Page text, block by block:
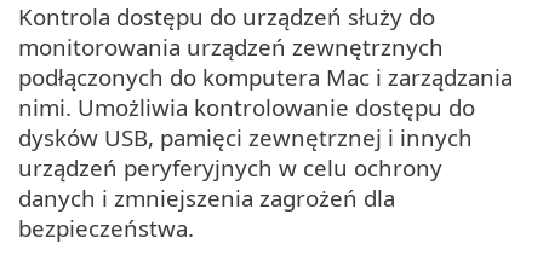
Kontrola dostępu do urządzeń służy do
monitorowania urządzeń zewnętrznych
podłączonych do komputera Mac i zarządzania
nimi. Umożliwia kontrolowanie dostępu do
dysków USB, pamięci zewnętrznej i innych
urządzeń peryferyjnych w celu ochrony
danych i zmniejszenia zagrożeń dla
bezpieczeństwa.